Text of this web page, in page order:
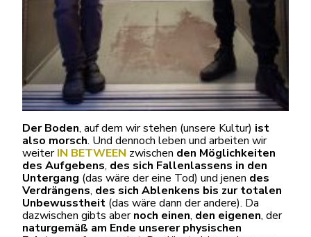
Der Boden, auf dem wir stehen (unsere Kultur) ist
also morsch. Und dennoch leben und arbeiten wir
weiterIN BETWEEN zwischen den Möglichkeiten
des Aufgebens, des sich Fallenlassens in den
Untergang (das wäre der eine Tod) und jenen des
Verdrängens, des sich Ablenkens bis zur totalen
Unbewusstheit (das wäre dann der andere). Da
dazwischen gibts abernoch einen, den eigenen, der
naturgemäß am Ende unserer physischen